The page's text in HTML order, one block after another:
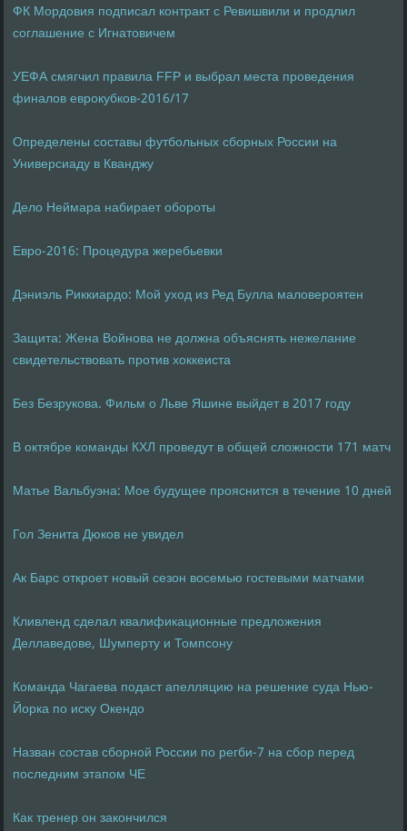
ФК Мордовия подписал контракт с Ревишвили и продлил
соглашение с Игнатовичем
УЕФА смягчил правила FFP и выбрал места проведения
финалов еврокубков-2016/17
Определены составы футбольных сборных России на
Универсиаду в Кванджу
Дело Неймара набирает обороты
Евро-2016: Процедура жеребьевки
Дэниэль Риккиардо: Мой уход из Ред Булла маловероятен
Защита: Жена Войнова не должна объяснять нежелание
свидетельствовать против хоккеиста
Без Безрукова. Фильм о Льве Яшине выйдет в 2017 году
В октябре команды КХЛ проведут в общей сложности 171 матч
Матье Вальбуэна: Мое будущее прояснится в течение 10 дней
Гол Зенита Дюков не увидел
Ак Барс откроет новый сезон восемью гостевыми матчами
Кливленд сделал квалификационные предложения
Деллаведове, Шумперту и Томпсону
Команда Чагаева подаст апелляцию на решение суда Нью-
Йорка по иску Окендо
Назван состав сборной России по регби-7 на сбор перед
последним этапом ЧЕ
Как тренер он закончился